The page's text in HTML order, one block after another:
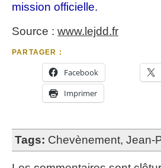
mission officielle.
Source : www.lejdd.fr
PARTAGER :
Facebook
Imprimer
Tags: Chevènement, Jean-